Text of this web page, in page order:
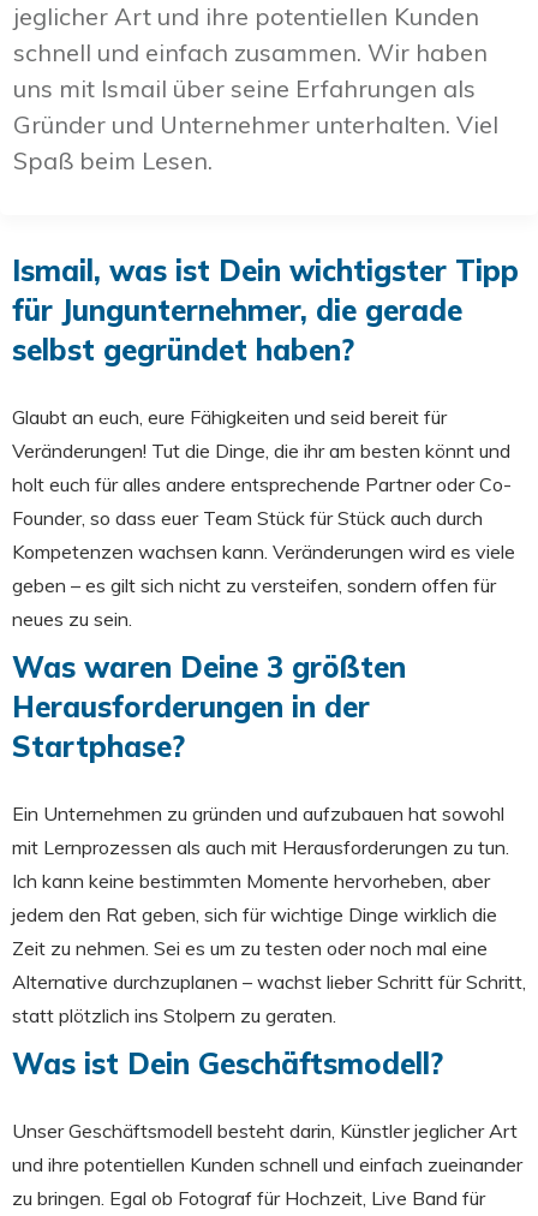
jeglicher Art und ihre potentiellen Kunden
schnell und einfach zusammen. Wir haben
uns mit Ismail über seine Erfahrungen als
Gründer und Unternehmer unterhalten. Viel
Spaß beim Lesen.
Ismail, was ist Dein wichtigster Tipp
für Jungunternehmer, die gerade
selbst gegründet haben?
Glaubt an euch, eure Fähigkeiten und seid bereit für
Veränderungen! Tut die Dinge, die ihr am besten könnt und
holt euch für alles andere entsprechende Partner oder Co-
Founder, so dass euer Team Stück für Stück auch durch
Kompetenzen wachsen kann. Veränderungen wird es viele
geben – es gilt sich nicht zu versteifen, sondern offen für
neues zu sein.
Was waren Deine 3 größten
Herausforderungen in der
Startphase?
Ein Unternehmen zu gründen und aufzubauen hat sowohl
mit Lernprozessen als auch mit Herausforderungen zu tun.
Ich kann keine bestimmten Momente hervorheben, aber
jedem den Rat geben, sich für wichtige Dinge wirklich die
Zeit zu nehmen. Sei es um zu testen oder noch mal eine
Alternative durchzuplanen – wachst lieber Schritt für Schritt,
statt plötzlich ins Stolpern zu geraten.
Was ist Dein Geschäftsmodell?
Unser Geschäftsmodell besteht darin, Künstler jeglicher Art
und ihre potentiellen Kunden schnell und einfach zueinander
zu bringen. Egal ob Fotograf für Hochzeit, Live Band für